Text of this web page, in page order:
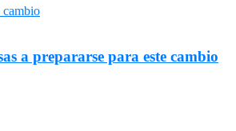
a prepararse para este cambio